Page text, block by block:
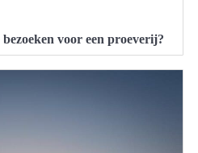
voor een proeverij?